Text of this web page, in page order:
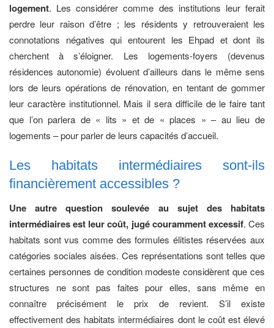
logement. Les considérer comme des institutions leur ferait
perdre leur raison d’être ; les résidents y retrouveraient les
connotations négatives qui entourent les Ehpad et dont ils
cherchent à s’éloigner. Les logements-foyers (devenus
résidences autonomie) évoluent d’ailleurs dans le même sens
lors de leurs opérations de rénovation, en tentant de gommer
leur caractère institutionnel. Mais il sera difficile de le faire tant
que l’on parlera de « lits » et de « places » – au lieu de
logements – pour parler de leurs capacités d’accueil.
Les habitats intermédiaires sont-ils
financièrement accessibles ?
Une autre question soulevée au sujet des habitats
intermédiaires est leur coût, jugé couramment excessif. Ces
habitats sont vus comme des formules élitistes réservées aux
catégories sociales aisées. Ces représentations sont telles que
certaines personnes de condition modeste considèrent que ces
structures ne sont pas faites pour elles, sans même en
connaître précisément le prix de revient. S’il existe
effectivement des habitats intermédiaires dont le coût est élevé